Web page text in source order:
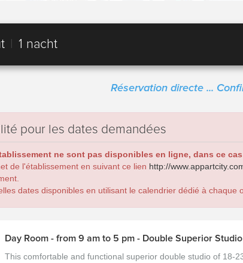
1 nacht
Réservation directe ...
pour les dates demandées
ne sont pas disponibles en ligne, dans ce
de l'établissement en suivant ce lien http://
dates disponibles en utilisant le calendrier dédié à chaque
Day Room - from 9 am to 5 pm - Double Superior Studio
This comfortable and functional superior double studio of 18-